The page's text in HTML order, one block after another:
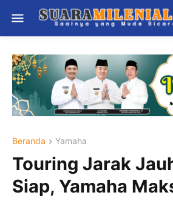
Beranda Yamaha
Touring Jarak
Siap, Yamaha